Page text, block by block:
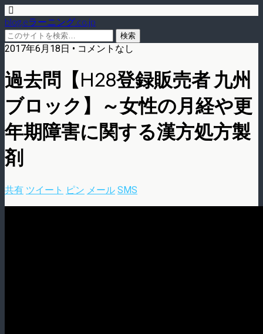
blog.eラーニング.co.jp
2017年6月18日 • コメントなし
過去問【H28登録販売者 九州
ブロック】～女性の月経や更
年期障害に関する漢方処方製
剤
共有 ツイート ピン メール SMS